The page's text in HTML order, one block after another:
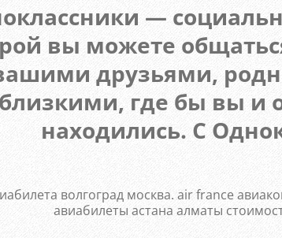
—
вы можете
друзьями,
близкими, где бы вы и
находились. С
волгоград москва. air france
авиабилеты астана алматы